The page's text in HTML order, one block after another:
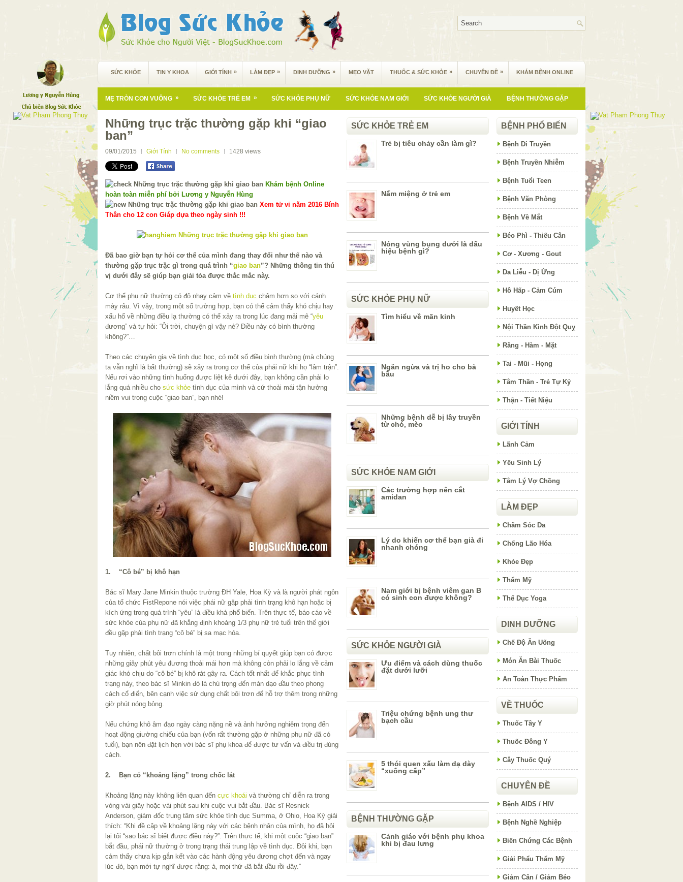
SỨC KHỎE TIN Y KHOA GIỚI TÍNH » LÀM ĐẸP » DINH DƯỠNG » MẸO VẶT THUỐC & SỨC KHỎE » CHUYÊN ĐỀ » KHÁM BỆNH ONLINE
MẸ TRÒN CON VUÔNG » SỨC KHỎE TRẺ EM » SỨC KHỎE PHỤ NỮ SỨC KHỎE NAM GIỚI SỨC KHỎE NGƯỜI GIÀ BỆNH THƯỜNG GẶP
Những trục trặc thường gặp khi “giao
ban”
09/01/2015 Giới Tính No comments 1428 views
Khám bệnh Online
hoàn toàn miễn phí bởi Lương y Nguyễn Hùng
Xem tử vi năm 2016 Bính
Thân cho 12 con Giáp dựa theo ngày sinh !!!
Đã bao giờ bạn tự hỏi cơ thể của mình đang thay đổi như thế nào và
thường gặp trục trặc gì trong quá trình “giao ban”? Những thông tin thú
vị dưới đây sẽ giúp bạn giải tỏa được thắc mắc này.
Cơ thể phụ nữ thường có độ nhạy cảm về tình dục chậm hơn so với cánh
mày râu. Vì vậy, trong một số trường hợp, bạn có thể cảm thấy khó chịu hay
xấu hổ về những điều lạ thường có thể xảy ra trong lúc đang mải mê “yêu
đương” và tự hỏi: “Ôi trời, chuyện gì vậy nè? Điều này có bình thường
không?”…
Theo các chuyên gia về tình dục học, có một số điều bình thường (mà chúng
ta vẫn nghĩ là bất thường) sẽ xảy ra trong cơ thể của phái nữ khi họ “lâm trận”.
Nếu rơi vào những tình huống được liệt kê dưới đây, bạn không cần phải lo
lắng quá nhiều cho sức khỏe tình dục của mình và cứ thoải mái tận hưởng
niềm vui trong cuộc “giao ban”, bạn nhé!
1. “Cô bé” bị khô hạn
Bác sĩ Mary Jane Minkin thuộc trường ĐH Yale, Hoa Kỳ và là người phát ngôn
của tổ chức FistRepone nói việc phái nữ gặp phải tình trạng khô hạn hoặc bị
kích ứng trong quá trình “yêu” là điều khá phổ biến. Trên thực tế, báo cáo về
sức khỏe của phụ nữ đã khẳng định khoảng 1/3 phụ nữ trẻ tuổi trên thế giới
đều gặp phải tình trạng “cô bé” bị sa mạc hóa.
Tuy nhiên, chất bôi trơn chính là một trong những bí quyết giúp bạn có được
những giây phút yêu đương thoải mái hơn mà không còn phải lo lắng về cảm
giác khó chịu do “cô bé” bị khô rát gây ra. Cách tốt nhất để khắc phục tình
trạng này, theo bác sĩ Minkin đó là chú trọng đến màn dạo đầu theo phong
cách cổ điển, bên cạnh việc sử dụng chất bôi trơn để hỗ trợ thêm trong những
giờ phút nóng bỏng.
Nếu chứng khô âm đạo ngày càng nặng nề và ảnh hưởng nghiêm trọng đến
hoạt động giường chiếu của bạn (vốn rất thường gặp ở những phụ nữ đã có
tuổi), bạn nên đặt lịch hẹn với bác sĩ phụ khoa để được tư vấn và điều trị đúng
cách.
2. Bạn có “khoảng lặng” trong chốc lát
Khoảng lặng này không liên quan đến cực khoái và thường chỉ diễn ra trong
vòng vài giây hoặc vài phút sau khi cuộc vui bắt đầu. Bác sĩ Resnick
Anderson, giám đốc trung tâm sức khỏe tình dục Summa, ở Ohio, Hoa Kỳ giải
thích: “Khi đề cập về khoảng lặng này với các bệnh nhân của mình, họ đã hỏi
lại tôi “sao bác sĩ biết được điều này?”. Trên thực tế, khi một cuộc “giao ban”
bắt đầu, phái nữ thường ở trong trạng thái trung lập về tình dục. Đôi khi, bạn
cảm thấy chưa kịp gắn kết vào các hành động yêu đương chợt đến và ngay
lúc đó, bạn mới tự nghĩ được rằng: à, mọi thứ đã bắt đầu rồi đây.”
SỨC KHỎE TRẺ EM
Trẻ bị tiêu chảy cần làm gì?
Nấm miệng ở trẻ em
Nóng vùng bụng dưới là dấu
hiệu bệnh gì?
SỨC KHỎE PHỤ NỮ
Tìm hiểu về mãn kinh
Ngăn ngừa và trị ho cho bà
bầu
Những bệnh dễ bị lây truyền
từ chó, mèo
SỨC KHỎE NAM GIỚI
Các trường hợp nên cắt
amidan
Lý do khiến cơ thể bạn già đi
nhanh chóng
Nam giới bị bệnh viêm gan B
có sinh con được không?
SỨC KHỎE NGƯỜI GIÀ
Ưu điểm và cách dùng thuốc
đặt dưới lưỡi
Triệu chứng bệnh ung thư
bạch cầu
5 thói quen xấu làm dạ dày
“xuống cấp”
BỆNH THƯỜNG GẶP
Cảnh giác với bệnh phụ khoa
khi bị đau lưng
BỆNH PHỔ BIẾN
Bệnh Di Truyền
Bệnh Truyền Nhiễm
Bệnh Tuổi Teen
Bệnh Văn Phòng
Bệnh Về Mắt
Béo Phì - Thiếu Cân
Cơ - Xương - Gout
Da Liễu - Dị Ứng
Hô Hấp - Cảm Cúm
Huyết Học
Nội Thần Kinh Đột Quỵ
Răng - Hàm - Mặt
Tai - Mũi - Họng
Tâm Thần - Trẻ Tự Kỷ
Thận - Tiết Niệu
GIỚI TÍNH
Lãnh Cảm
Yếu Sinh Lý
Tâm Lý Vợ Chồng
LÀM ĐẸP
Chăm Sóc Da
Chống Lão Hóa
Khỏe Đẹp
Thẩm Mỹ
Thể Dục Yoga
DINH DƯỠNG
Chế Độ Ăn Uống
Món Ăn Bài Thuốc
An Toàn Thực Phẩm
VỀ THUỐC
Thuốc Tây Y
Thuốc Đông Y
Cây Thuốc Quý
CHUYÊN ĐỀ
Bệnh AIDS / HIV
Bệnh Nghề Nghiệp
Biến Chứng Các Bệnh
Giải Phẩu Thẩm Mỹ
Giảm Cân / Giảm Béo